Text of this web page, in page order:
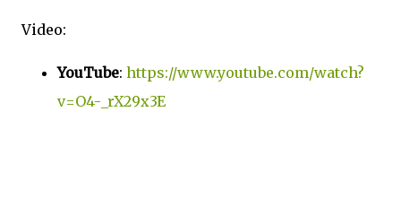
Video:
YouTube: https://www.youtube.com/watch?
v=O4-_rX29x3E